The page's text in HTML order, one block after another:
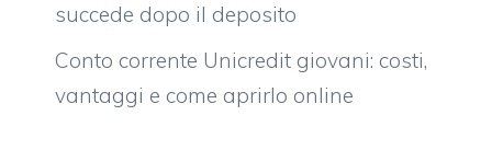
succede dopo il deposito
Conto corrente Unicredit giovani: costi,
vantaggi e come aprirlo online